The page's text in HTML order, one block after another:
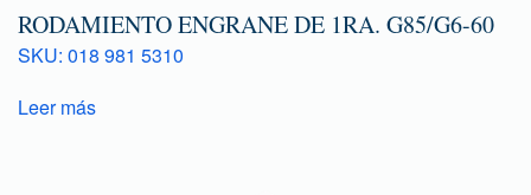
RODAMIENTO ENGRANE DE 1RA. G85/G6-60
SKU: 018 981 5310
Leer más